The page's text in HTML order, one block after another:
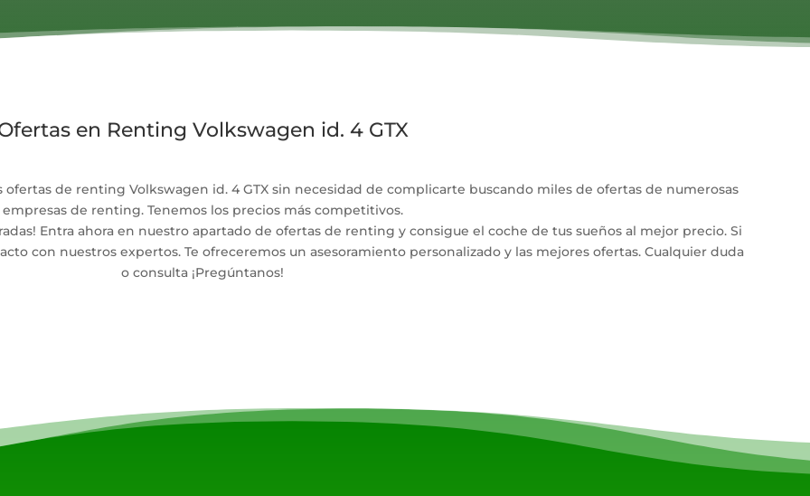
en Renting Volkswagen id. 4 GTX
de renting Volkswagen id. 4 GTX sin necesidad de complicarte buscando miles de ofertas de numerosas
empresas de renting. Tenemos los precios más competitivos.
Entra ahora en nuestro apartado de ofertas de renting y consigue el coche de tus sueños al mejor precio. Si
con nuestros expertos. Te ofreceremos un asesoramiento personalizado y las mejores ofertas. Cualquier duda
o consulta ¡Pregúntanos!